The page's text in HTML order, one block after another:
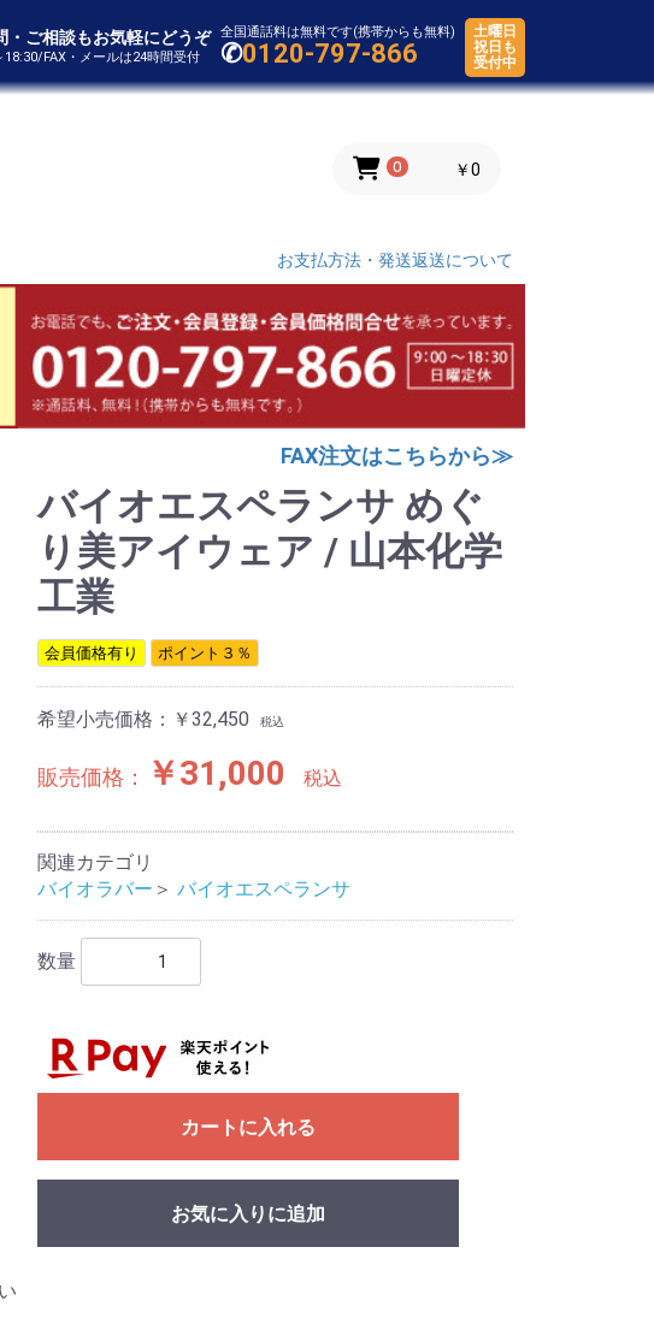
・ご相談もお気軽にどうぞ
18:30/FAX・メールは24時間受付
全国通話料は無料です(携帯からも無料)
✆0120-797-866
土曜日
祝日も
受付中
0 ￥0
お支払方法・発送返送について
FAX注文はこちらから≫
バイオエスペランサ めぐ
り美アイウェア / 山本化学
工業
会員価格有り ポイント３％
希望小売価格：￥32,450 税込
販売価格： ￥31,000 税込
関連カテゴリ
バイオラバー ＞ バイオエスペランサ
数量
カートに入れる
お気に入りに追加